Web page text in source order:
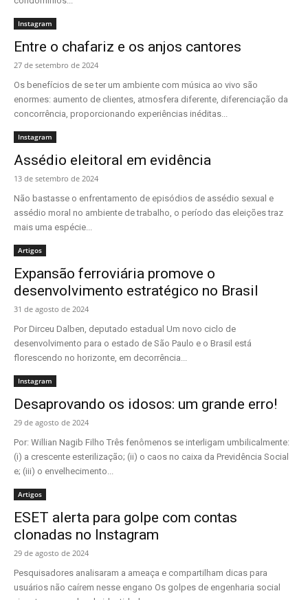
Instagram
Entre o chafariz e os anjos cantores
27 de setembro de 2024
Os benefícios de se ter um ambiente com música ao vivo são
enormes: aumento de clientes, atmosfera diferente, diferenciação da
concorrência, proporcionando experiências inéditas...
Instagram
Assédio eleitoral em evidência
13 de setembro de 2024
Não bastasse o enfrentamento de episódios de assédio sexual e
assédio moral no ambiente de trabalho, o período das eleições traz
mais uma espécie...
Artigos
Expansão ferroviária promove o
desenvolvimento estratégico no Brasil
31 de agosto de 2024
Por Dirceu Dalben, deputado estadual Um novo ciclo de
desenvolvimento para o estado de São Paulo e o Brasil está
florescendo no horizonte, em decorrência...
Instagram
Desaprovando os idosos: um grande erro!
29 de agosto de 2024
Por: Willian Nagib Filho Três fenômenos se interligam umbilicalmente:
(i) a crescente esterilização; (ii) o caos no caixa da Previdência Social
e; (iii) o envelhecimento...
Artigos
ESET alerta para golpe com contas
clonadas no Instagram
29 de agosto de 2024
Pesquisadores analisaram a ameaça e compartilham dicas para
usuários não caírem nesse engano Os golpes de engenharia social